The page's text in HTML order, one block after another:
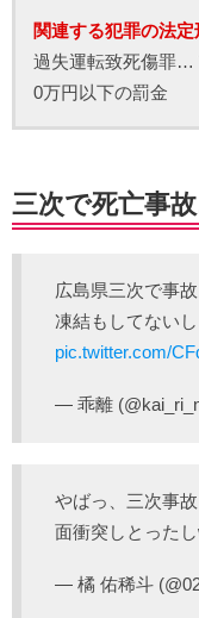
関連する犯罪の法定
過失運転致死傷罪…
0万円以下の罰金
三次で死亡事
広島県三次で事
凍結もしてない
pic.twitter.com/
— 乖離
やばっ、三次事
面衝突しとった
— 橘 佑稀斗